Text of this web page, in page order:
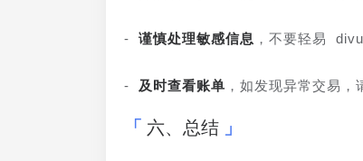
- 谨慎处理敏感信息 ，不要轻易
- 及时查看账单 ，如发现异常交易，
六、总结